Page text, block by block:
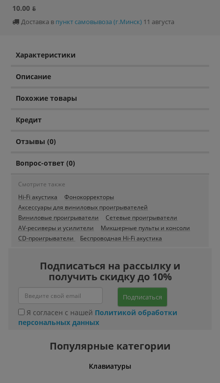
10.00 ƃ
Доставка в пункт самовывоза (г.Минск) 11 августа
Характеристики
Описание
Похожие товары
Кредит
Отзывы (0)
Вопрос-ответ (0)
Смотрите также
Hi-Fi акустика
Фонокорректоры
Аксессуары для виниловых проигрывателей
Виниловые проигрыватели
Сетевые проигрыватели
AV-ресиверы и усилители
Микшерные пульты и консоли
CD-проигрыватели
Беспроводная Hi-Fi акустика
Подписаться на рассылку и
получить скидку до 10%
Подписаться
Я согласен с нашей Политикой обработки
персональных данных
Популярные категории
Клавиатуры